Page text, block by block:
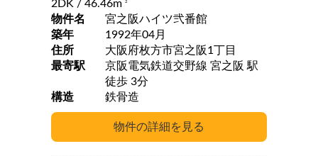
2DK / 46.46m 2
物件名
宮之阪ハイツ弐番館
築年
1992年04月
住所
大阪府枚方市宮之阪1丁目
最寄駅
京阪電気鉄道交野線 宮之阪 駅
徒歩 3分
構造
鉄骨造